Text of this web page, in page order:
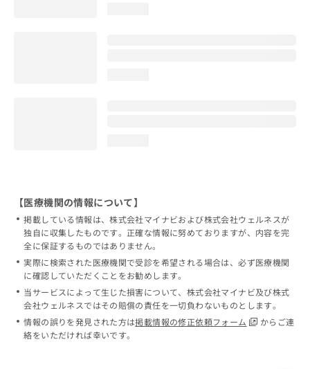
【医療機関の情報について】
掲載している情報は、株式会社マイナビおよび株式会社ウェルネスが
独自に収集したものです。正確な情報に努めておりますが、内容を完
全に保証するものではありません。
実際に検索された医療機関で受診を希望される場合は、必ず医療機関
に確認していただくことをお勧めします。
当サービスによって生じた損害について、株式会社マイナビ及び株式
会社ウェルネスではその賠償の責任を一切負わないものとします。
情報の誤りを発見された方は掲載情報の修正依頼フォーム
からご連
絡をいただければ幸いです。